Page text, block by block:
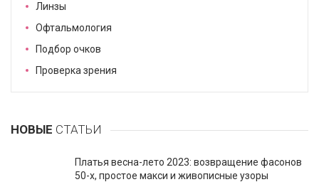
Линзы
Офтальмология
Подбор очков
Проверка зрения
НОВЫЕ СТАТЬИ
Платья весна-лето 2023: возвращение фасонов
50-х, простое макси и живописные узоры